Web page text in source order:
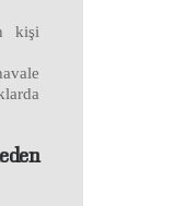
kişi